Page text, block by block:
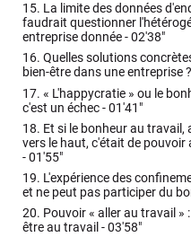
15. La limite des données
faudrait questionner
entreprise donnée -02'38"
16. Quelles solutions
bien-être dans une entreprise
17. « L'happycratie » ou le
c'est un échec -01'41"
18. Et si le bonheur au travail,
vers le haut, c'était de
-01'55"
19. L'expérience des
et ne peut pas participer du
20. Pouvoir « aller au travail »
être au travail -03'58"